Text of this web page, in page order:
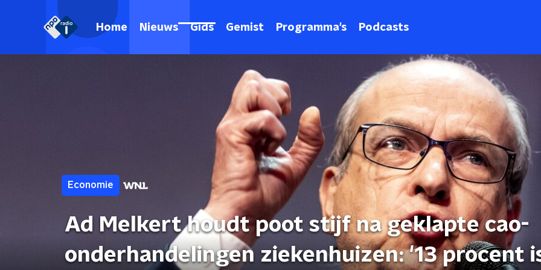
Home Nieuws Gids Gemist Programma's Podcasts
Economie
Ad Melkert houdt poot stijf na geklapte cao-
onderhandelingen ziekenhuizen: '13 procent